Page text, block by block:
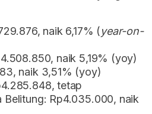
naik 6,17% (year-on-
naik 5,19% (yoy)
naik 3,51% (yoy)
tetap
Belitung: Rp4.035.000, naik